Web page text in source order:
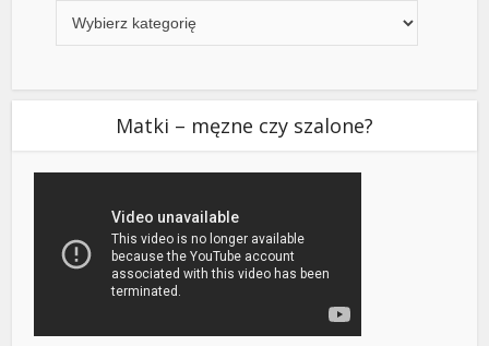
Matki – męzne czy szalone?